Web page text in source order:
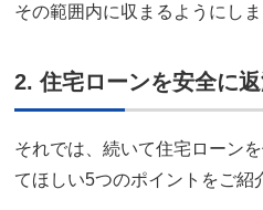
その範囲内に収まるようにしま
2. 住宅ローンを安全に
それでは、続いて住宅ローン
てほしい5つのポイントをご紹